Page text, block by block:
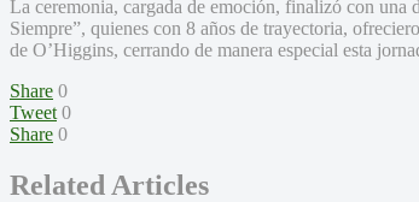
La ceremonia, cargada de emoción, finalizó con
Siempre”, quienes con 8 años de trayectoria,
de O’Higgins, cerrando de manera especial esta
Share 0
Tweet 0
Share 0
Related Articles